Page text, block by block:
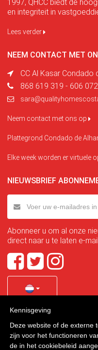
1997, QHCC biedt de
en integriteit in
Lees verder
NEEM CONTACT MET
CC Al Kasar Condado
868 619 319 - 606
Neem contact met ons op
Plattegrond Condado de
Elke week worden er virtuele
NIEUWSBRIEF
Abonneer u om al onze
direct naar u te laten e-
Quality Homes Costa
La Manga Holiday Home
no. B-30750053 and
Kennisgeving
Deze website of de externe
zijn voor het functioneren
de in het cookiebeleid